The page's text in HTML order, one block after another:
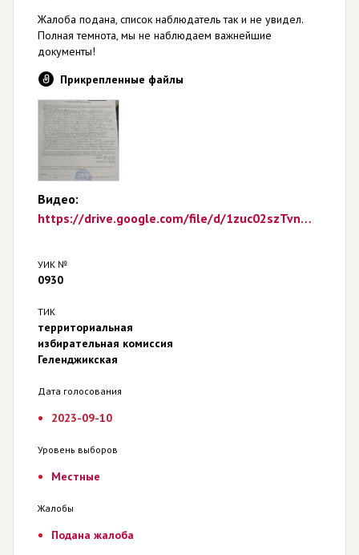
Жалоба подана, список наблюдатель так и не увидел.
Полная темнота, мы не наблюдаем важнейшие
документы!
Прикрепленные файлы
Видео:
https://drive.google.com/file/d/1zuc02szTvn6lnezW2Qm5cNuyNpdfHqD6/view?usp=sharing
УИК №
0930
ТИК
территориальная
избирательная комиссия
Геленджикская
Дата голосования
2023-09-10
Уровень выборов
Местные
Жалобы
Подана жалоба